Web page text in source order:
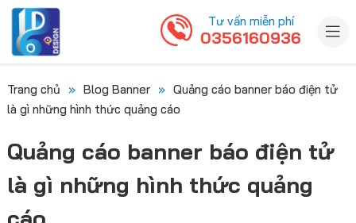
Tư vấn miễn phí
0356160936
Trang chủ » Blog Banner » Quảng cáo banner báo điện tử
là gì những hình thức quảng cáo
Quảng cáo banner báo điện tử
là gì những hình thức quảng